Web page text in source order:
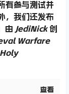
有参与测试并
，我们还发布
由 JediNick创
Warfare
Holy
查看